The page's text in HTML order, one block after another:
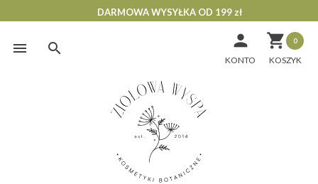
Skip
DARMOWA WYSYŁKA OD 199 zł
 0

KONTO